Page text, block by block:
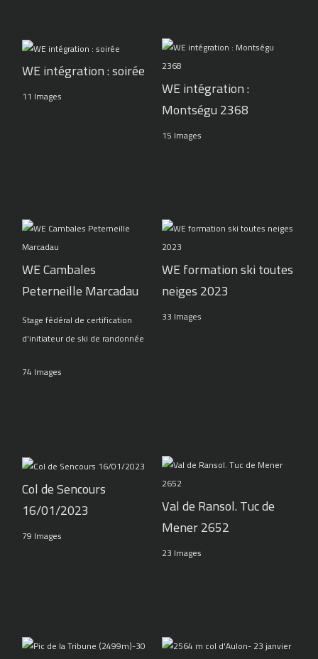
WE intégration : soirée
11 Images
WE intégration :
Montségu 2368
15 Images
WE Cambales
Peterneille Marcadau
Stage fédéral de certification
d'initiateur de ski de randonnée
74 Images
WE formation ski toutes
neiges 2023
33 Images
Col de Sencours
16/01/2023
79 Images
Val de Ransol. Tuc de
Mener 2652
23 Images